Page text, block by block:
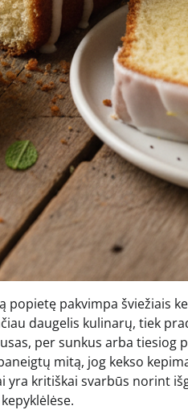
pakvimpa šviežiais
daugelis kulinarų, tiek
per sunkus arba tiesiog
mitą, jog kekso
yra kritiškai svarbūs norint